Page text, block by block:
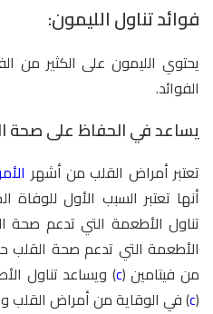
فوائد تناول الليمون:
يحتوي الليمون على الكثير من
الفوائد.
يساعد في الحفاظ على صحة
تعتبر أمراض القلب من أشهر
أنها تعتبر السبب الأول
تناول الأطعمة التي تدعم صحة
الأطعمة التي تدعم صحة القلب
من فيتامين (c) ويساعد تناول
(
c) في الوقاية من أمراض القلب و